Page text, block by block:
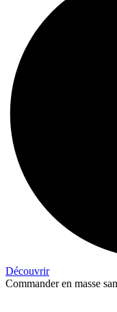
Découvrir
Commander en masse